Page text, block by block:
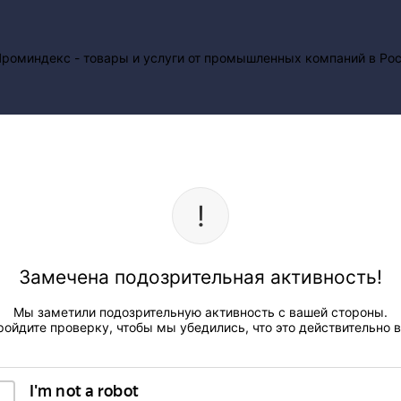
Замечена подозрительная активность!
Мы заметили подозрительную активность с вашей стороны.
проверку, чтобы мы убедились, что это действительно